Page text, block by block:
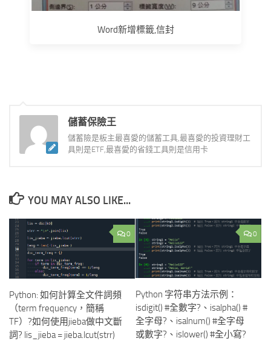
Word新增標籤,信封
儲蓄保險王
儲蓄險是板主最喜愛的儲蓄工具,最喜愛的投資理財工
具則是ETF,最喜愛的省錢工具則是信用卡
YOU MAY ALSO LIKE...
0
Python: 如何計算全文件詞頻
（term frequency，簡稱
TF）?如何使用jieba做中文斷
詞? lis_jieba = jieba.lcut(strr)
0
Python 字符串方法示例：
isdigit() #全數字?、isalpha() #
全字母?、isalnum() #全字母
或數字?、islower() #全小寫?